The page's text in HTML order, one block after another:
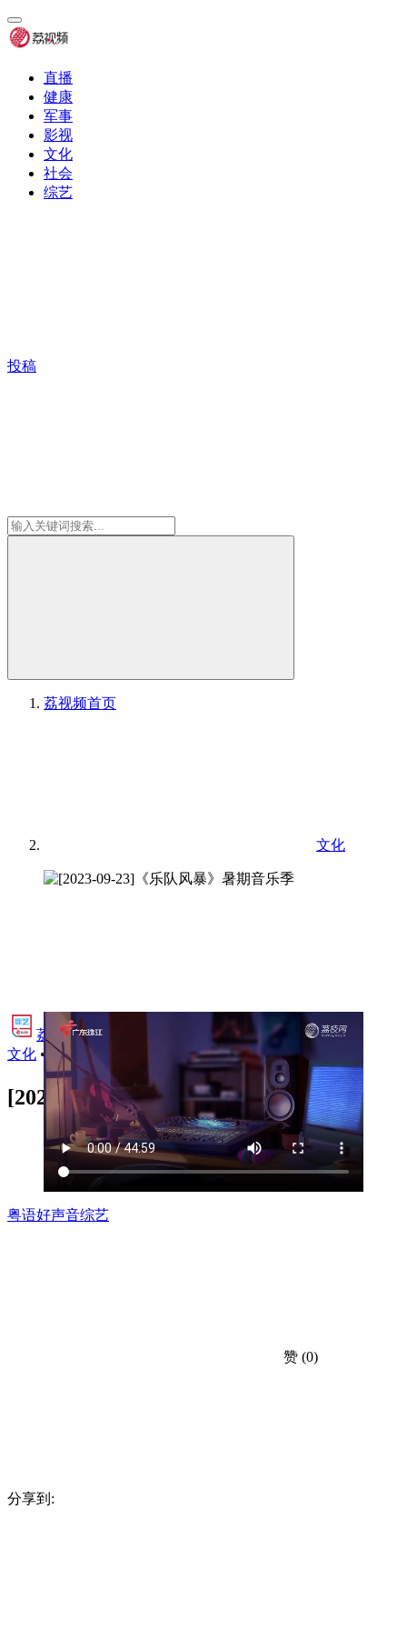
直播
健康
军事
影视
文化
社会
综艺
投稿
荔视频首页
文化
荔视频·综艺
文化 • 2025年4月14日 14:05
[2023-09-23]《乐队风暴》暑期音乐季
粤语好声音综艺
赞 (0)
分享到: